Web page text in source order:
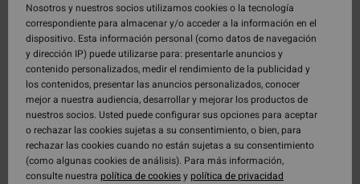
Nosotros y nuestros socios utilizamos cookies o la tecnología
correspondiente para almacenar y/o acceder a la información en el
dispositivo. Esta información personal (como datos de navegación
y dirección IP) puede utilizarse para: presentarle anuncios y
contenido personalizados, medir el rendimiento de la publicidad y
los contenidos, presentar las anuncios personalizados, conocer
mejor a nuestra audiencia, desarrollar y mejorar los productos de
nuestros socios. Usted puede configurar sus opciones para aceptar
o rechazar las cookies sujetas a su consentimiento, o bien, para
rechazar las cookies cuando no están sujetas a su consentimiento
(como algunas cookies de análisis). Para más información,
consulte nuestra política de cookiesypolítica de privacidad